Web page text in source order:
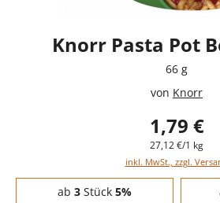
Knorr Pasta Pot
66 g
von Knorr
1,79 €
27,12 €/1 kg
inkl. MwSt., zzgl.
Staffelpreise - Mengenrabatt
ab 3Stück 5%